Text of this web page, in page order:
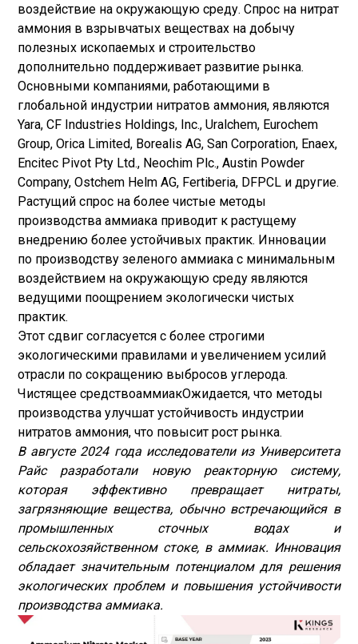
воздействие на окружающую среду. Спрос на нитрат
аммония в взрывчатых веществах на добычу
полезных ископаемых и строительство
дополнительно поддерживает развитие рынка.
Основными компаниями, работающими в
глобальной индустрии нитратов аммония, являются
Yara, CF Industries Holdings, Inc., Uralchem, Eurochem
Group, Orica Limited, Borealis AG, San Corporation, Enaex,
Encitec Pivot Pty Ltd., Neochim Plc., Austin Powder
Company, Ostchem Helm AG, Fertiberia, DFPCL и другие.
Растущий спрос на более чистые методы
производства аммиака приводит к растущему
внедрению более устойчивых практик. Инновации
по производству зеленого аммиака с минимальным
воздействием на окружающую среду являются
ведущими поощрением экологически чистых
практик.
Этот сдвиг согласуется с более строгими
экологическими правилами и увеличением усилий
отрасли по сокращению выбросов углерода.
Чистящее средствоаммиакОжидается, что методы
производства улучшат устойчивость индустрии
нитратов аммония, что повысит рост рынка.
В августе 2024 года исследователи из Университета
Райс разработали новую реакторную систему,
которая эффективно превращает нитраты,
загрязняющие вещества, обычно встречающийся в
промышленных сточных водах и
сельскохозяйственном стоке, в аммиак. Инновация
обладает значительным потенциалом для решения
экологических проблем и повышения устойчивости
производства аммиака.